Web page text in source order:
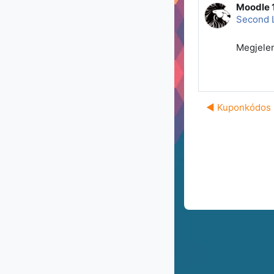
Moodle
Second
Válaszok
◀︎ Kuponkódos